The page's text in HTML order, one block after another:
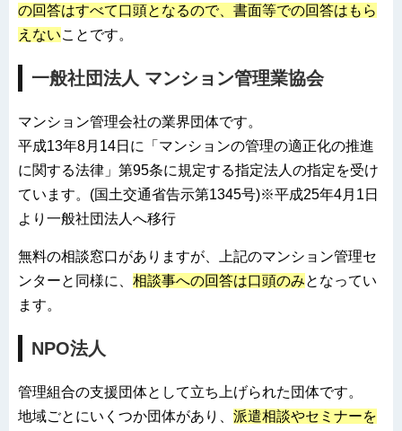
の回答はすべて口頭となるので、書面等での回答はもら
えないことです。
一般社団法人 マンション管理業協会
マンション管理会社の業界団体です。
平成13年8月14日に「マンションの管理の適正化の推進
に関する法律」第95条に規定する指定法人の指定を受け
ています。(国土交通省告示第1345号)※平成25年4月1日
より一般社団法人へ移行
無料の相談窓口がありますが、上記のマンション管理セ
ンターと同様に、 相談事への回答は口頭のみとなってい
ます。
NPO法人
管理組合の支援団体として立ち上げられた団体です。
地域ごとにいくつか団体があり、 派遣相談やセミナーを